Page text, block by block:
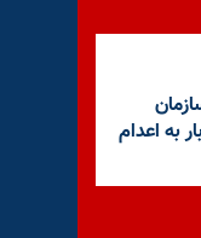
به اعدام